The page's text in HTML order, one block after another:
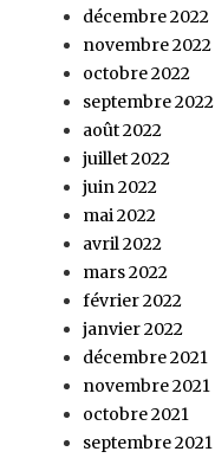
décembre 2022
novembre 2022
octobre 2022
septembre 2022
août 2022
juillet 2022
juin 2022
mai 2022
avril 2022
mars 2022
février 2022
janvier 2022
décembre 2021
novembre 2021
octobre 2021
septembre 2021